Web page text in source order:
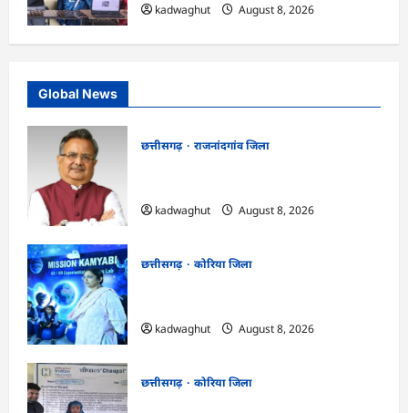
kadwaghut
August 8, 2026
Global News
छत्तीसगढ़
राजनांदगांव जिला
kadwaghut
August 8, 2026
छत्तीसगढ़
कोरिया जिला
kadwaghut
August 8, 2026
छत्तीसगढ़
कोरिया जिला